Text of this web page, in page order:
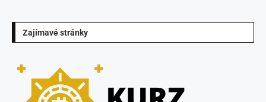
Zajímavé stránky